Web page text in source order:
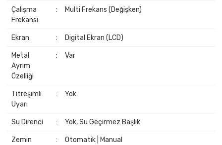
Çalışma
Frekansı
: Multi Frekans (Değişken)
Ekran : Digital Ekran (LCD)
Metal
Ayrım
Özelliği
: Var
Titreşimli
Uyarı
: Yok
Su Direnci : Yok, Su Geçirmez Başlık
Zemin
: Otomatik | Manual